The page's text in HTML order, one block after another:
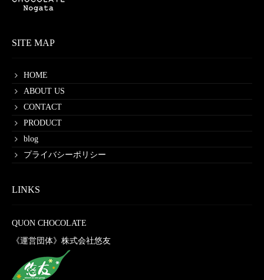
SITE MAP
HOME
ABOUT US
CONTACT
PRODUCT
blog
プライバシーポリシー
LINKS
QUON CHOCOLATE
《運営団体》株式会社悠友